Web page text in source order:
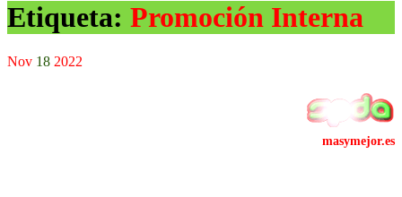
Etiqueta: Promoción Interna
Nov 18 2022